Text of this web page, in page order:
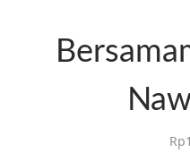
Rp